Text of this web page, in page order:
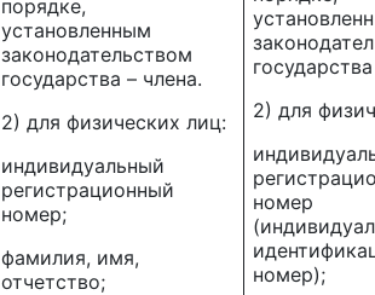
порядке,
установленным
законодательством
государства – члена.
2) для физических лиц:
индивидуальный
регистрационный
номер;
фамилия, имя,
отчетство;
2) для
номер
номер);